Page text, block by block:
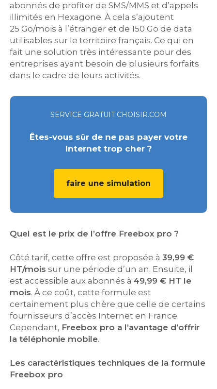
abonnés de profiter de SMS/MMS et d’appels
illimités en Hexagone. À cela s’ajoutent
25 Go/mois à l’étranger et de 150 Go de data
utilisables sur le territoire français. Ce qui en
fait une solution très intéressante pour des
entreprises ayant besoin de plusieurs forfaits
dans le cadre de leurs activités.
SERVICE GRATUIT CHOISIR.COM
Êtes-vous sûr de ne pas payer votre
Internet trop cher ?
faire une simulation
Quel est le prix de l’offre Freebox pro ?
Côté tarif, cette offre est proposée à 39,99 €
HT/mois sur une période d’un an. Ensuite, il
est accessible aux abonnés à 49,99 € HT le
mois. À ce coût, cette formule est
certainement plus chère que celle de certains
fournisseurs d’accès Internet en France.
Cependant, Freebox pro a l’avantage d’offrir
la téléphonie mobile.
Les caractéristiques techniques de la formule
Freebox pro